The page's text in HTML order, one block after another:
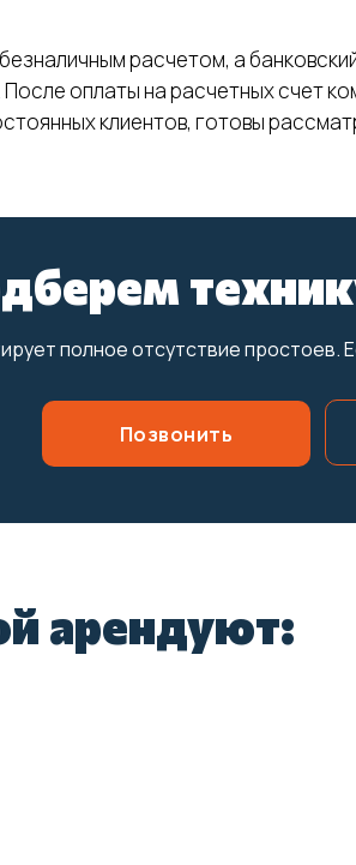
расчетом, а
оплаты на расчетных счет
клиентов, готовы
полное отсутствие простоев.
Позвонить
арендуют: